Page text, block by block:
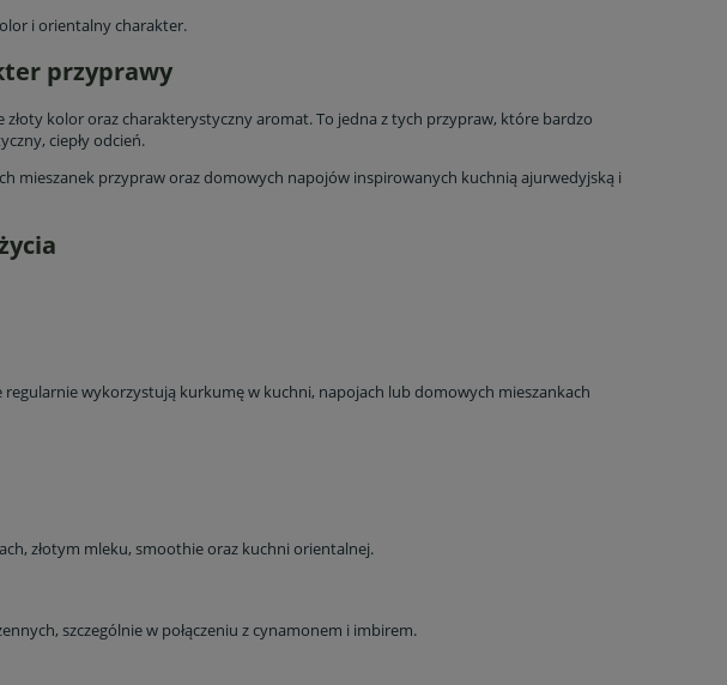
65,00 zł
i orientalny charakter.
przyprawy
kolor oraz charakterystyczny aromat. To jedna z tych przypraw, które bardzo
ciepły odcień.
mieszanek przypraw oraz domowych napojów inspirowanych kuchnią ajurwedyjską i
wykorzystują kurkumę w kuchni, napojach lub domowych mieszankach
złotym mleku, smoothie oraz kuchni orientalnej.
szczególnie w połączeniu z cynamonem i imbirem.